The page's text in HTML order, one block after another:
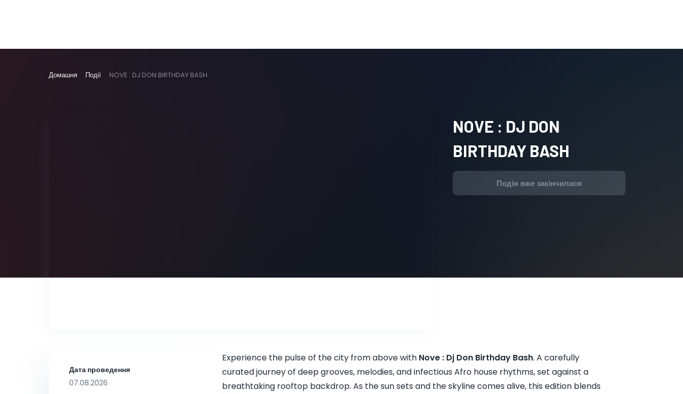
Домашня Події NOVE : DJ DON BIRTHDAY BASH
NOVE : DJ DON
BIRTHDAY BASH
Подія вже закінчилася
Дата проведення
07.08.2026
Experience the pulse of the city from above with Nove : Dj Don Birthday Bash. A carefully
curated journey of deep grooves, melodies, and infectious Afro house rhythms, set against a
breathtaking rooftop backdrop. As the sun sets and the skyline comes alive, this edition blends